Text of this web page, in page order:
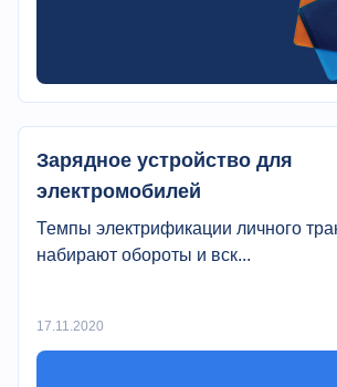
Зарядное устройство для
электромобилей
Темпы электрификации личного
набирают обороты и вск...
17.11.2020